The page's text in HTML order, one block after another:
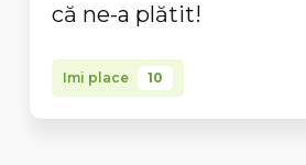
că ne-a plătit!
Imi place 10